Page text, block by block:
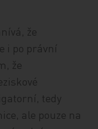
že
i po právní
že
tedy
ale pouze na